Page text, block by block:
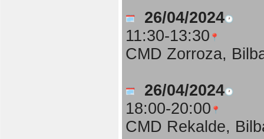
26/04/2024
11:30-13:30
CMD Zorroza,
26/04/2024
18:00-20:00
CMD Rekalde,